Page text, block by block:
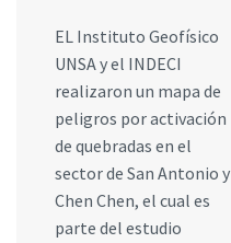
EL Instituto Geofísico
UNSA y el INDECI
realizaron un mapa de
peligros por activación
de quebradas en el
sector de San Antonio y
Chen Chen, el cual es
parte del estudio